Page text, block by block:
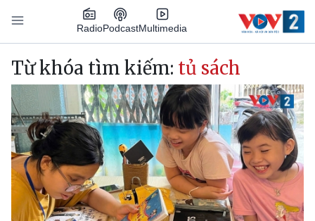
Nhảy đến nội dung
RadioPodcastMultimedia
Main navigation
Từ khóa tìm kiếm: tủ sách